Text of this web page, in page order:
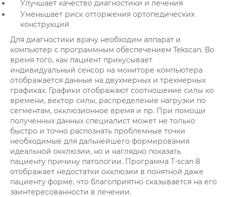
Улучшает качество диагностики и лечения
Уменьшает риск отторжения ортопедических
конструкций
Для диагностики врачу необходим аппарат и
компьютер с программным обеспечением Tekscan. Во
время того, как пациент прикусывает
индивидуальный сенсор на мониторе компьютера
отображается данные на двухмерных и трехмерных
графиках. Графики отображают соотношение силы ко
времени, вектор силы, распределение нагрузки по
сегментам, окклюзионное время и пр. При помощи
полученных данных специалист может не только
быстро и точно распознать проблемные точки
необходимые для дальнейшего формирования
идеальной окклюзии, но и наглядно показать
пациенту причину патологии. Программа T-scan 8
отображает недостатки окклюзии в понятной даже
пациенту форме, что благоприятно сказывается на его
заинтересованности в лечении.